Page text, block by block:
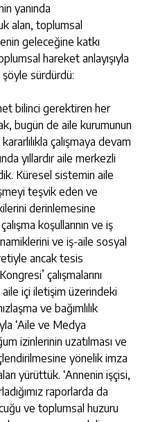
yanında
alan, toplumsal
geleceğine katkı
hareket anlayışıyla
şöyle sürdürdü:
bilinci gerektiren her
bugün de aile kurumunun
çalışmaya devam
yıllardır aile merkezli
Küresel sistemin aile
teşvik eden ve
derinlemesine
koşullarının ve iş
ve iş-aile sosyal
ancak tesis
çalışmalarını
içi iletişim üzerindeki
ve bağımlılık
‘Aile ve Medya
izinlerinin uzatılması ve
yönelik imza
yürüttük. ‘Annenin işçisi,
raporlarda da
ve toplumsal huzuru